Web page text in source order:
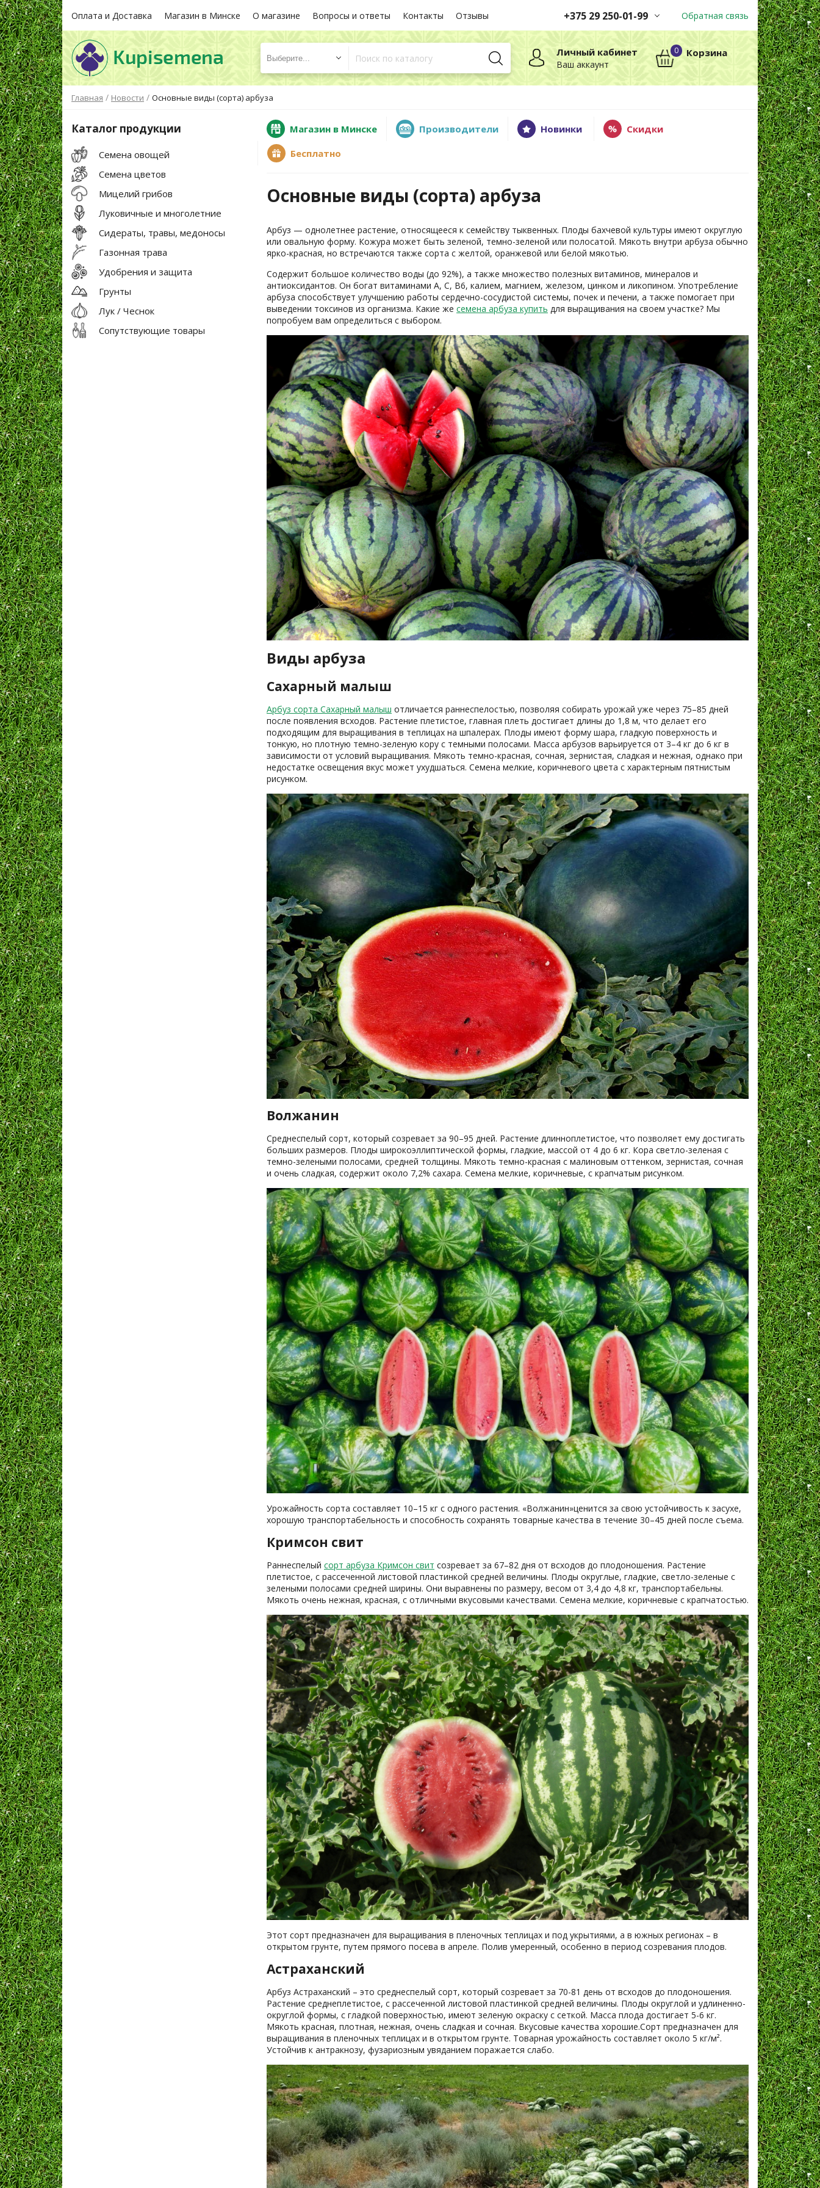
Оплата и Доставка Магазин в Минске О магазине Вопросы и ответы Контакты Отзывы +375 29 250-01-99
автоматически через корзину
круглосуточно без выходных
Обратная связь
Выберите... Личный кабинет
Ваш аккаунт
0 Корзина
Главная / Новости / Основные виды (сорта) арбуза
Каталог продукции
Семена овощей
Семена цветов
Мицелий грибов
Луковичные и многолетние
Сидераты, травы, медоносы
Газонная трава
Удобрения и защита
Грунты
Лук / Чеснок
Сопутствующие товары
Магазин в Минске Производители Новинки
Скидки
Бесплатно
Основные виды (сорта) арбуза
Арбуз — однолетнее растение, относящееся к семейству тыквенных. Плоды бахчевой культуры имеют округлую
или овальную форму. Кожура может быть зеленой, темно-зеленой или полосатой. Мякоть внутри арбуза обычно
ярко-красная, но встречаются также сорта с желтой, оранжевой или белой мякотью.
Содержит большое количество воды (до 92%), а также множество полезных витаминов, минералов и
антиоксидантов. Он богат витаминами A, C, B6, калием, магнием, железом, цинком и ликопином. Употребление
арбуза способствует улучшению работы сердечно-сосудистой системы, почек и печени, а также помогает при
выведении токсинов из организма. Какие же семена арбуза купить для выращивания на своем участке? Мы
попробуем вам определиться с выбором.
Виды арбуза
Сахарный малыш
Арбуз сорта Сахарный малыш отличается раннеспелостью, позволяя собирать урожай уже через 75–85 дней
после появления всходов. Растение плетистое, главная плеть достигает длины до 1,8 м, что делает его
подходящим для выращивания в теплицах на шпалерах. Плоды имеют форму шара, гладкую поверхность и
тонкую, но плотную темно-зеленую кору с темными полосами. Масса арбузов варьируется от 3–4 кг до 6 кг в
зависимости от условий выращивания. Мякоть темно-красная, сочная, зернистая, сладкая и нежная, однако при
недостатке освещения вкус может ухудшаться. Семена мелкие, коричневого цвета с характерным пятнистым
рисунком.
Волжанин
Среднеспелый сорт, который созревает за 90–95 дней. Растение длинноплетистое, что позволяет ему достигать
больших размеров. Плоды широкоэллиптической формы, гладкие, массой от 4 до 6 кг. Кора светло-зеленая с
темно-зелеными полосами, средней толщины. Мякоть темно-красная с малиновым оттенком, зернистая, сочная
и очень сладкая, содержит около 7,2% сахара. Семена мелкие, коричневые, с крапчатым рисунком.
Урожайность сорта составляет 10–15 кг с одного растения. «Волжанин»ценится за свою устойчивость к засухе,
хорошую транспортабельность и способность сохранять товарные качества в течение 30–45 дней после съема.
Кримсон свит
Раннеспелый сорт арбуза Кримсон свит созревает за 67–82 дня от всходов до плодоношения. Растение
плетистое, с рассеченной листовой пластинкой средней величины. Плоды округлые, гладкие, светло-зеленые с
зелеными полосами средней ширины. Они выравнены по размеру, весом от 3,4 до 4,8 кг, транспортабельны.
Мякоть очень нежная, красная, с отличными вкусовыми качествами. Семена мелкие, коричневые с крапчатостью.
Этот сорт предназначен для выращивания в пленочных теплицах и под укрытиями, а в южных регионах – в
открытом грунте, путем прямого посева в апреле. Полив умеренный, особенно в период созревания плодов.
Астраханский
Арбуз Астраханский – это среднеспелый сорт, который созревает за 70-81 день от всходов до плодоношения.
Растение среднеплетистое, с рассеченной листовой пластинкой средней величины. Плоды округлой и удлиненно-
округлой формы, с гладкой поверхностью, имеют зеленую окраску с сеткой. Масса плода достигает 5-6 кг.
Мякоть красная, плотная, нежная, очень сладкая и сочная. Вкусовые качества хорошие.Сорт предназначен для
выращивания в пленочных теплицах и в открытом грунте. Товарная урожайность составляет около 5 кг/м².
Устойчив к антракнозу, фузариозным увяданием поражается слабо.